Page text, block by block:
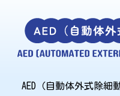
AED（自動体外式除細